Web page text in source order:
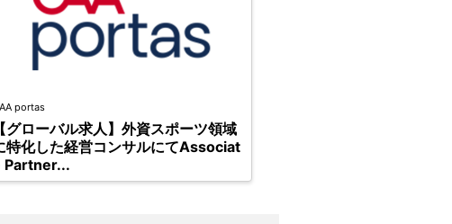
portas
【グローバル求人】外資スポーツ領域
特化した経営コンサルにてAssociat
Partner...